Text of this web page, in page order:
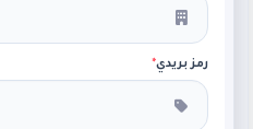
رمز بريدي*